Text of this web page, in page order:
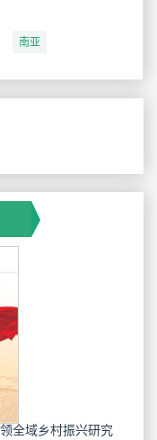
南亚
全域乡村振兴研究